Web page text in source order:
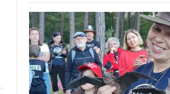
–
prawdziwy
skarb
natury
[wideo]